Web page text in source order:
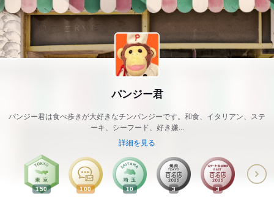
パンジー君
パンジー君は食べ歩きが大好きなチンパンジーです。和食、イタリアン、ステ
ーキ、シーフード、好き嫌...
詳細を見る
150 100 10 3 3